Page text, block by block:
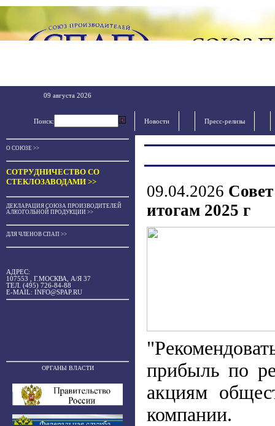
09 августа 2026
Поиск: Новости Пресс-релизы
О СОЮЗЕ >>
СОТРУДНИЧЕСТВО СО
СТЕКЛОЗАВОДАМИ >>
ДЕКЛАРАЦИЯ СОЮЗА ПРОИЗВОДИТЕЛЕЙ
АЛКОГОЛЬНОЙ ПРОДУКЦИИ >>
ДЛЯ ЧЛЕНОВ СПАП >>
АДРЕС:
107553 , Г.МОСКВА, А/Я 37
ТЕЛ. (495) 726-84-88
E-MAIL: INFO@SPAP.RU
ОРГАНЫ ВЛАСТИ
09.04.2026
итогам 2025 г
прибыль по
акциям
компании.